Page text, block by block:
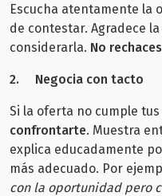
Escucha atentamente la
de contestar. Agradece
considerarla. No
2. Negocia con tacto
Si la oferta no cumple
confrontarte. Muestra
explica educadamente
más adecuado. Por
con la oportunidad pero